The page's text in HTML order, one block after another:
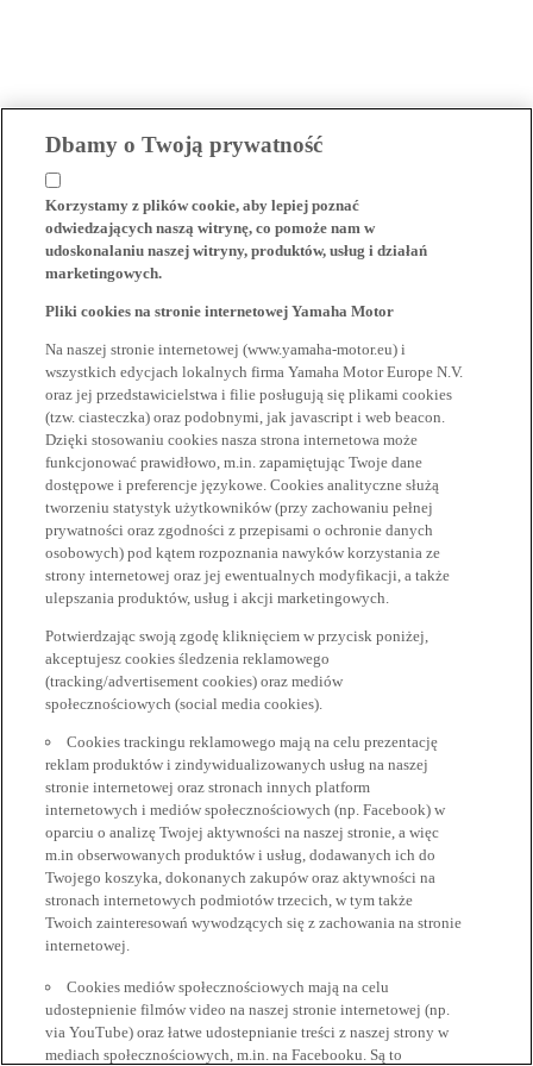
Dbamy o Twoją prywatność
Korzystamy z plików cookie, aby lepiej poznać
odwiedzających naszą witrynę, co pomoże nam w
udoskonalaniu naszej witryny, produktów, usług i działań
marketingowych.
Pliki cookies na stronie internetowej Yamaha Motor
Na naszej stronie internetowej (www.yamaha-motor.eu) i
wszystkich edycjach lokalnych firma Yamaha Motor Europe N.V.
oraz jej przedstawicielstwa i filie posługują się plikami cookies
(tzw. ciasteczka) oraz podobnymi, jak javascript i web beacon.
Dzięki stosowaniu cookies nasza strona internetowa może
funkcjonować prawidłowo, m.in. zapamiętując Twoje dane
dostępowe i preferencje językowe. Cookies analityczne służą
tworzeniu statystyk użytkowników (przy zachowaniu pełnej
prywatności oraz zgodności z przepisami o ochronie danych
osobowych) pod kątem rozpoznania nawyków korzystania ze
strony internetowej oraz jej ewentualnych modyfikacji, a także
ulepszania produktów, usług i akcji marketingowych.
Potwierdzając swoją zgodę kliknięciem w przycisk poniżej,
akceptujesz cookies śledzenia reklamowego
(tracking/advertisement cookies) oraz mediów
społecznościowych (social media cookies).
Cookies trackingu reklamowego mają na celu prezentację
reklam produktów i zindywidualizowanych usług na naszej
stronie internetowej oraz stronach innych platform
internetowych i mediów społecznościowych (np. Facebook) w
oparciu o analizę Twojej aktywności na naszej stronie, a więc
m.in obserwowanych produktów i usług, dodawanych ich do
Twojego koszyka, dokonanych zakupów oraz aktywności na
stronach internetowych podmiotów trzecich, w tym także
Twoich zainteresowań wywodzących się z zachowania na stronie
internetowej.
Cookies mediów społecznościowych mają na celu
udostepnienie filmów video na naszej stronie internetowej (np.
via YouTube) oraz łatwe udostepnianie treści z naszej strony w
mediach społecznościowych, m.in. na Facebooku. Są to